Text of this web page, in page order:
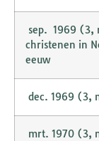
sep. 1969 (3,
christenen in
eeuw
dec. 1969 (3,
mrt. 1970 (3,